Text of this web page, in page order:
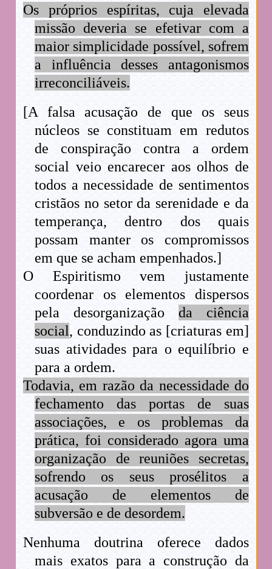
Os próprios espíritas, cuja elevada
missão deveria se efetivar com a
maior simplicidade possível, sofrem
a influência desses antagonismos
irreconciliáveis.
[A falsa acusação de que os seus
núcleos se constituam em redutos
de conspiração contra a ordem
social veio encarecer aos olhos de
todos a necessidade de sentimentos
cristãos no setor da serenidade e da
temperança, dentro dos quais
possam manter os compromissos
em que se acham empenhados.]
O Espiritismo vem justamente
coordenar os elementos dispersos
pela desorganização da ciência
social, conduzindo as [criaturas em]
suas atividades para o equilíbrio e
para a ordem.
Todavia, em razão da necessidade do
fechamento das portas de suas
associações, e os problemas da
prática, foi considerado agora uma
organização de reuniões secretas,
sofrendo os seus prosélitos a
acusação de elementos de
subversão e de desordem.
Nenhuma doutrina oferece dados
mais exatos para a construção da